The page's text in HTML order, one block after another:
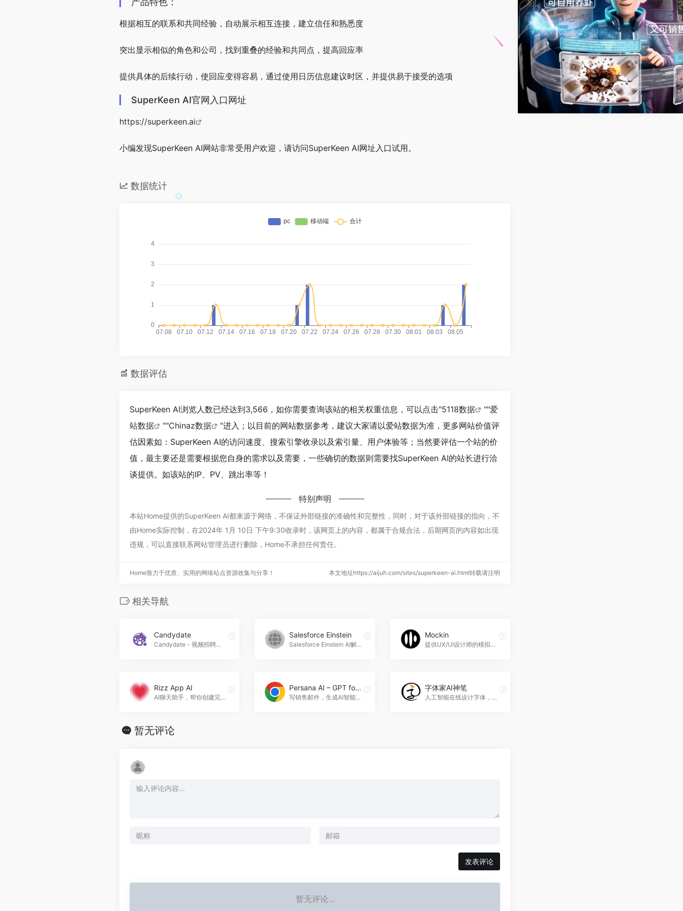
根据相互的联系和共同经验，自动展示相互连接，建立信任和熟悉度
突出显示相似的角色和公司，找到重叠的经验和共同点，提高回应率
提供具体的后续行动，使回应变得容易，通过使用日历信息建议时区，并提供易于接受的选项
SuperKeen AI官网入口网址
https://superkeen.ai
小编发现SuperKeen AI网站非常受用户欢迎，请访问SuperKeen AI网址入口试用。
数据统计
数据评估
SuperKeen AI浏览人数已经达到3,566，如你需要查询该站的相关权重信息，可以点击"5118数据 ""爱
站数据
""Chinaz数据
"进入；以目前的网站数据参考，建议大家请以爱站数据为准，更多网站价值评
估因素如：SuperKeen AI的访问速度、搜索引擎收录以及索引量、用户体验等；当然要评估一个站的价
值，最主要还是需要根据您自身的需求以及需要，一些确切的数据则需要找SuperKeen AI的站长进行洽
谈提供。如该站的IP、PV、跳出率等！
特别声明
本站Home提供的SuperKeen AI都来源于网络，不保证外部链接的准确性和完整性，同时，对于该外部链接的指向，不
由Home实际控制，在2024年 1月 10日 下午9:30收录时，该网页上的内容，都属于合规合法，后期网页的内容如出现
违规，可以直接联系网站管理员进行删除，Home不承担任何责任。
Home致力于优质、实用的网络站点资源收集与分享！ 本文地址https://aijuh.com/sites/superkeen-ai.html转载请注明
相关导航
Candydate
Candydate - 视频招聘，甜蜜如糖，Candydate官网入口网址
Salesforce Einstein
Salesforce Einstein AI解决方案是Salesforce最新的人工智能创新，为您的业务提供实时访问客户数据、分析和自动化的能力，帮助您实现个性化和预测性的AI体验，Salesforce Einstein官网入口网址
Mockin
提供UX/UI设计师的模拟面试，为您提供清晰评估和定制反馈，帮助您在顶级公司面试中脱颖而出。
Rizz App AI
AI聊天助手，帮你创建完美的开场白和互动对话，提升约会体验。
Persana AI – GPT for LinkedIn, Gmail, Hubspot
写销售邮件，生成AI智能回复，LinkedIn、Gmail、Hubspot集成，Persana AI - GPT for LinkedIn， Gmail， Hubspot官网入口网址
字体家AI神笔
人工智能在线设计字体，字体家AI神笔官网入口网址
暂无评论
发表评论
暂无评论...